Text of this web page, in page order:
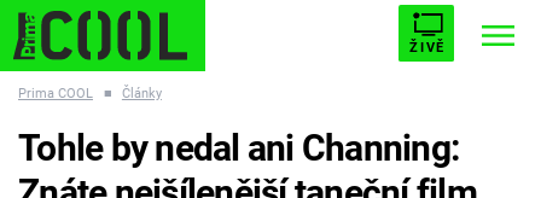
ŽIVĚ
ESCAPE PLNEJ KOTEL AVENGERS 5
Prima COOL ■ Články
Tohle by nedal ani Channing: